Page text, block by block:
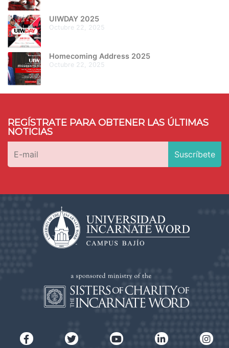
UIWDAY 2025
octubre 22, 2025
Homecoming Address 2025
octubre 22, 2025
REGÍSTRATE PARA OBTENER LAS ÚLTIMAS
NOTICIAS